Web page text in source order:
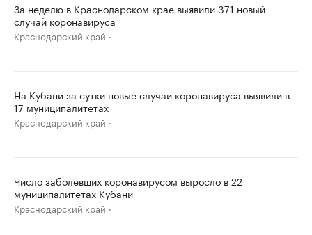
За неделю в Краснодарском крае выявили 371 новый
случай коронавируса
Краснодарский край
На Кубани за сутки новые случаи коронавируса выявили в
17 муниципалитетах
Краснодарский край
Число заболевших коронавирусом выросло в 22
муниципалитетах Кубани
Краснодарский край